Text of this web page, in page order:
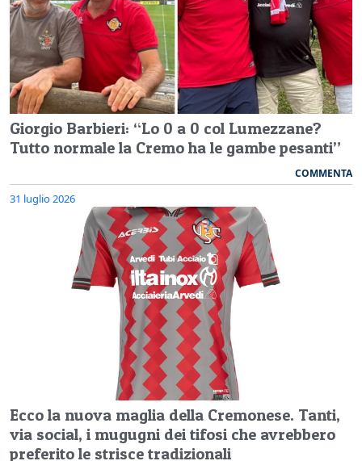
Giorgio Barbieri: “Lo 0 a 0 col Lumezzane?
Tutto normale la Cremo ha le gambe pesanti”
COMMENTA
31 luglio 2026
Ecco la nuova maglia della Cremonese. Tanti,
via social, i mugugni dei tifosi che avrebbero
preferito le strisce tradizionali